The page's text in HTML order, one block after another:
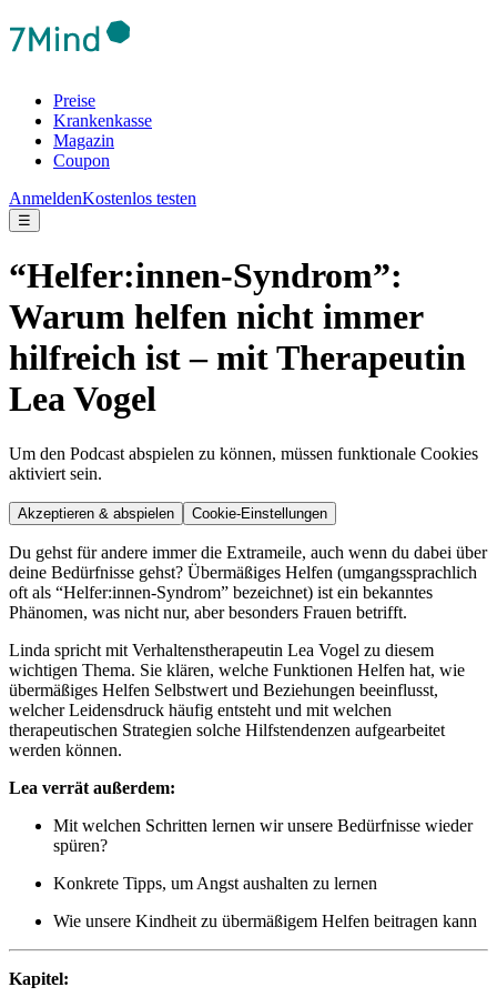
Preise
Krankenkasse
Magazin
Coupon
AnmeldenKostenlos testen
☰
“Helfer:innen-Syndrom”:
Warum helfen nicht immer
hilfreich ist – mit Therapeutin
Lea Vogel
Um den Podcast abspielen zu können, müssen funktionale Cookies
aktiviert sein.
Akzeptieren & abspielen Cookie-Einstellungen
Du gehst für andere immer die Extrameile, auch wenn du dabei über
deine Bedürfnisse gehst? Übermäßiges Helfen (umgangssprachlich
oft als “Helfer:innen-Syndrom” bezeichnet) ist ein bekanntes
Phänomen, was nicht nur, aber besonders Frauen betrifft.
Linda spricht mit Verhaltenstherapeutin Lea Vogel zu diesem
wichtigen Thema. Sie klären, welche Funktionen Helfen hat, wie
übermäßiges Helfen Selbstwert und Beziehungen beeinflusst,
welcher Leidensdruck häufig entsteht und mit welchen
therapeutischen Strategien solche Hilfstendenzen aufgearbeitet
werden können.
Lea verrät außerdem:
Mit welchen Schritten lernen wir unsere Bedürfnisse wieder
spüren?
Konkrete Tipps, um Angst aushalten zu lernen
Wie unsere Kindheit zu übermäßigem Helfen beitragen kann
Kapitel: